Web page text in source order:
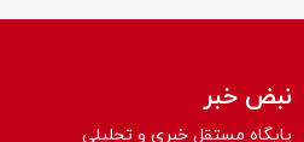
نبض خبر
پایگاه مستقل خبری و تحلیلی